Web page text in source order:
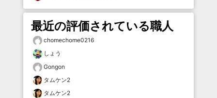
最近の評価されている職人
chomechome0216
しょう
Gongon
タムケン2
タムケン2